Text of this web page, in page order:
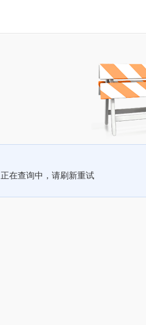
正在查询中，请刷新重试